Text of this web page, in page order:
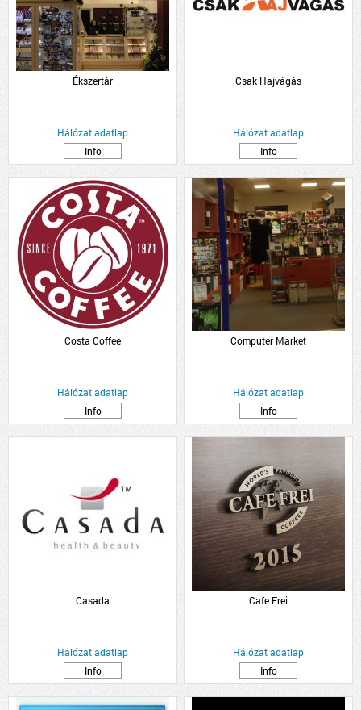
Ékszertár
Hálózat adatlap
Info
Csak Hajvágás
Hálózat adatlap
Info
Costa Coffee
Hálózat adatlap
Info
Computer Market
Hálózat adatlap
Info
Casada
Hálózat adatlap
Info
Cafe Frei
Hálózat adatlap
Info